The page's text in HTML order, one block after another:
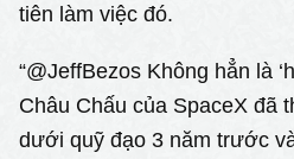
tiên làm việc đó.
“@JeffBezos Không hẳn là
Châu Chấu của SpaceX đã
dưới quỹ đạo 3 năm trước